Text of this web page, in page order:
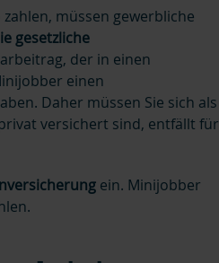
müssen gewerbliche
gesetzliche
der in einen
einen
Daher müssen Sie sich als
versichert sind, entfällt für
ein. Minijobber